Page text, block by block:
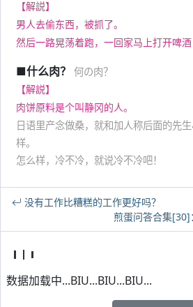
【解説】
男人去偷东西，被抓了。
然后一路晃荡着跑，一回家马上打开啤酒
■什么肉？ 何の肉？
【解説】
肉饼原料是个叫静冈的人。
日语里产念做桑，就和加人称后面的先
样。
怎么样，冷不冷，就说冷不冷吧！
没有工作比糟糕的工作更好吗？
煎蛋问答合集
数据加载中...BIU...BIU...BIU...